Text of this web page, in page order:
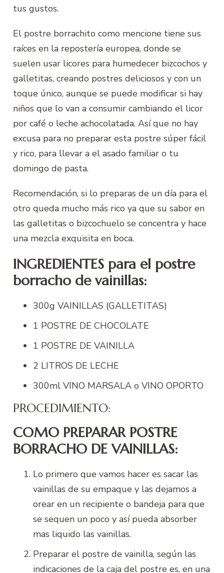
tus gustos.
El postre borrachito como mencione tiene sus
raíces en la repostería europea, donde se
suelen usar licores para humedecer bizcochos y
galletitas, creando postres deliciosos y con un
toque único, aunque se puede modificar si hay
niños que lo van a consumir cambiando el licor
por café o leche achocolatada. Así que no hay
excusa para no preparar esta postre súper fácil
y rico, para llevar a el asado familiar o tu
domingo de pasta.
Recomendación, si lo preparas de un día para el
otro queda mucho más rico ya que su sabor en
las galletitas o bizcochuelo se concentra y hace
una mezcla exquisita en boca.
INGREDIENTES para el postre
borracho de vainillas:
300g VAINILLAS (GALLETITAS)
1 POSTRE DE CHOCOLATE
1 POSTRE DE VAINILLA
2 LITROS DE LECHE
300ml VINO MARSALA o VINO OPORTO
PROCEDIMIENTO:
COMO PREPARAR POSTRE
BORRACHO DE VAINILLAS:
Lo primero que vamos hacer es sacar las
vainillas de su empaque y las dejamos a
orear en un recipiente o bandeja para que
se sequen un poco y así pueda absorber
mas liquido las vainillas.
Preparar el postre de vainilla, según las
indicaciones de la caja del postre es, en una